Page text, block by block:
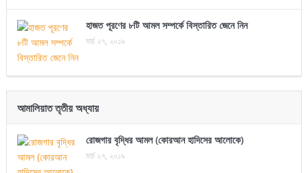
হাজত পূরণের ৮টি আমল সম্পর্কে বিস্তারিত জেনে নিন
মার্চ ২৭, ২০১৯
আমালিয়াত তৃতীয় অধ্যায়
রোজগার বৃদ্ধির আমল (কোরআন হাদিসের আলোকে)
মার্চ ২৭, ২০১৯